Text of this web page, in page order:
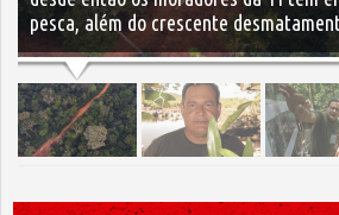
pesca, além do crescente